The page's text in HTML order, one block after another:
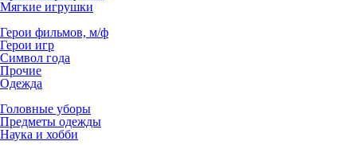
Мягкие игрушки
Герои фильмов, м/ф
Герои игр
Символ года
Прочие
Одежда
Головные уборы
Предметы одежды
Наука и хобби